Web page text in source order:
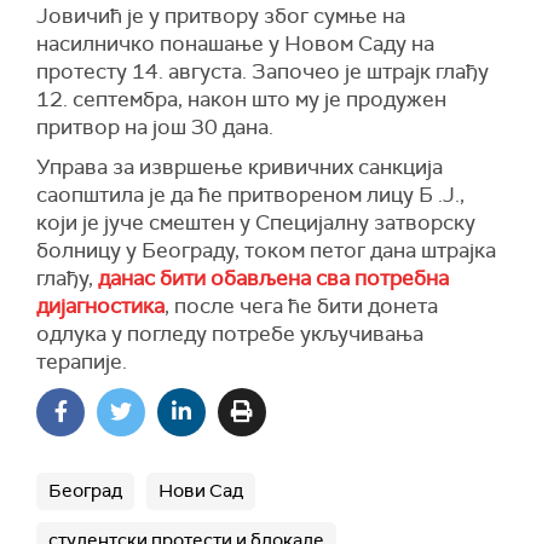
Јовичић је у притвору због сумње на
насилничко понашање у Новом Саду на
протесту 14. августа. Започео је штрајк глађу
12. септембра, након што му је продужен
притвор на још 30 дана.
Управа за извршење кривичних санкција
саопштила је да ће притвореном лицу Б .Ј.,
који је јуче смештен у Специјалну затворску
болницу у Београду, током петог дана штрајка
глађу, данас бити обављена сва потребна
дијагностика, после чега ће бити донета
одлука у погледу потребе укључивања
терапије.
Београд Нови Сад